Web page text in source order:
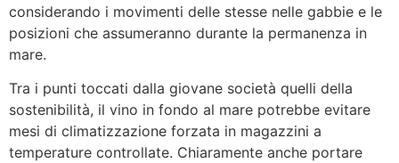
considerando i movimenti delle stesse nelle gabbie e le
posizioni che assumeranno durante la permanenza in
mare.
Tra i punti toccati dalla giovane società quelli della
sostenibilità, il vino in fondo al mare potrebbe evitare
mesi di climatizzazione forzata in magazzini a
temperature controllate. Chiaramente anche portare